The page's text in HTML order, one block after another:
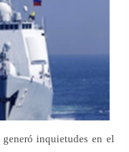
inquietudes en el